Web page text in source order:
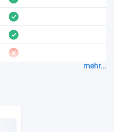
vorhanden
vorhanden
fehlt
mehr...